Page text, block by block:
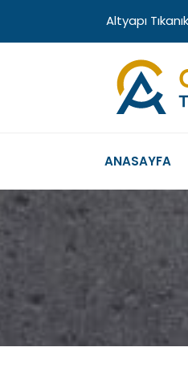
Altyapı
ANASAYFA